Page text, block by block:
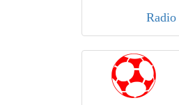
Radio